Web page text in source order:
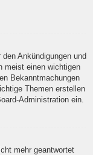
Ankündigungen und
meist einen wichtigen
Bekanntmachungen
Themen erstellen
Administration ein.
mehr geantwortet